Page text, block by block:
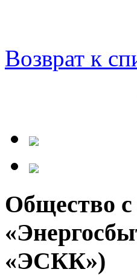
Возврат к
Общество с
«ЭСКК»)